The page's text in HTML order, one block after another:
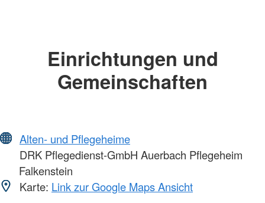
Einrichtungen und
Gemeinschaften
Alten- und Pflegeheime
DRK Pflegedienst-GmbH Auerbach Pflegeheim
Falkenstein
Karte: Link zur Google Maps Ansicht